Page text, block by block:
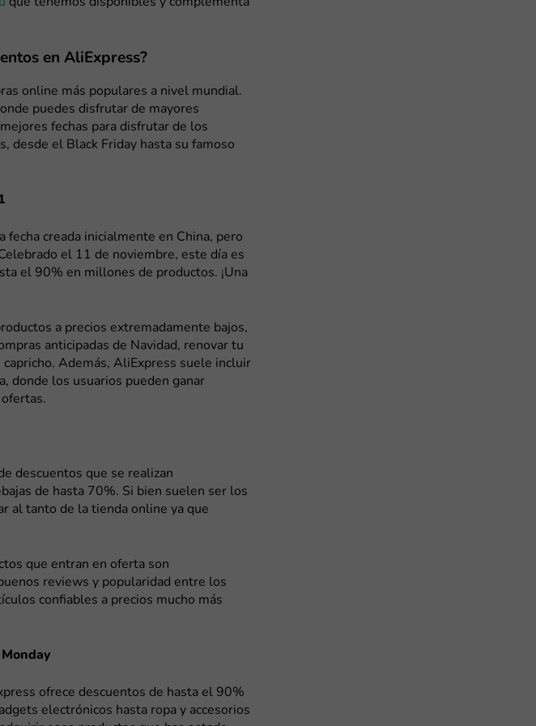
en AliExpress?
online más populares a nivel mundial.
puedes disfrutar de mayores
fechas para disfrutar de los
desde el Black Friday hasta su famoso
creada inicialmente en China, pero
el 11 de noviembre, este día es
el 90% en millones de productos. ¡Una
a precios extremadamente bajos,
anticipadas de Navidad, renovar tu
Además, AliExpress suele incluir
donde los usuarios pueden ganar
descuentos que se realizan
de hasta 70%. Si bien suelen ser los
al tanto de la tienda online ya que
que entran en oferta son
reviews y popularidad entre los
confiables a precios mucho más
ofrece descuentos de hasta el 90%
electrónicos hasta ropa y accesorios